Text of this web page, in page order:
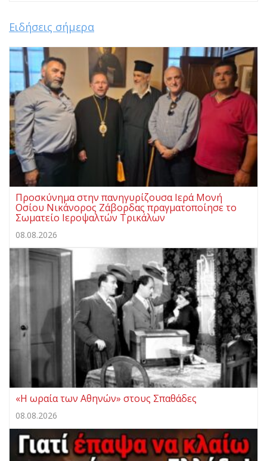
Ειδήσεις σήμερα
Προσκύνημα στην πανηγυρίζουσα Ιερά Μονή
Οσίου Νικάνορος Ζάβορδας πραγματοποίησε το
Σωματείο Ιεροψαλτών Τρικάλων
08.08.2026
«Η ωραία των Αθηνών» στους Σπαθάδες
08.08.2026